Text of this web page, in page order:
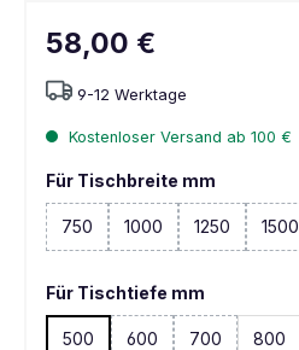
58,00 €
9-12 Werktage
Kostenloser Versand ab 100 €
Für Tischbreite mm
750 1000 1250 1500
Für Tischtiefe mm
500 600 700 800